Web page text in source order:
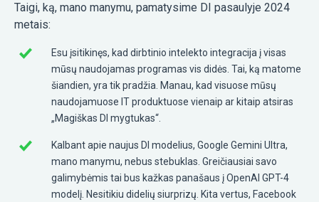
Taigi, ką, mano manymu, pamatysime DI pasaulyje 2024
metais:
Esu įsitikinęs, kad dirbtinio intelekto integracija į visas
mūsų naudojamas programas vis didės. Tai, ką matome
šiandien, yra tik pradžia. Manau, kad visuose mūsų
naudojamuose IT produktuose vienaip ar kitaip atsiras
„Magiškas DI mygtukas“.
Kalbant apie naujus DI modelius, Google Gemini Ultra,
mano manymu, nebus stebuklas. Greičiausiai savo
galimybėmis tai bus kažkas panašaus į OpenAI GPT-4
modelį. Nesitikiu didelių siurprizų. Kita vertus, Facebook